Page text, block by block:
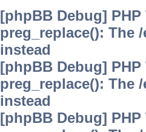
[phpBB Debug] PHP
preg_replace(): The
instead
[phpBB Debug] PHP
preg_replace(): The
instead
[phpBB Debug] PHP